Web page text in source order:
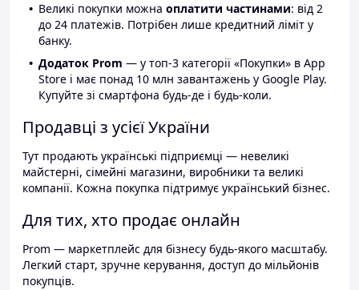
Великі покупки можна оплатити частинами: від 2
до 24 платежів. Потрібен лише кредитний ліміт у
банку.
Додаток Prom — у топ-3 категорії «Покупки» в App
Store і має понад 10 млн завантажень у Google Play.
Купуйте зі смартфона будь-де і будь-коли.
Продавці з усієї України
Тут продають українські підприємці — невеликі
майстерні, сімейні магазини, виробники та великі
компанії. Кожна покупка підтримує український бізнес.
Для тих, хто продає онлайн
Prom — маркетплейс для бізнесу будь-якого масштабу.
Легкий старт, зручне керування, доступ до мільйонів
покупців.